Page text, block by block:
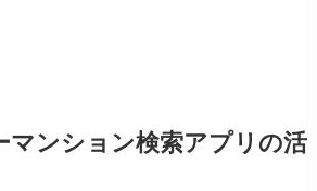
マンション検索アプリの活